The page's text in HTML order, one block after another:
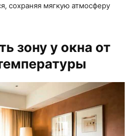
сохраняя мягкую атмосферу
зону у окна от